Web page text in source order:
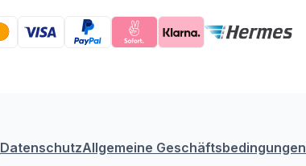
DatenschutzAllgemeine Geschäftsbedingungen